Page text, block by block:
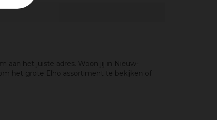
aan het juiste adres. Woon jij in Nieuw-
het grote Elho assortiment te bekijken of